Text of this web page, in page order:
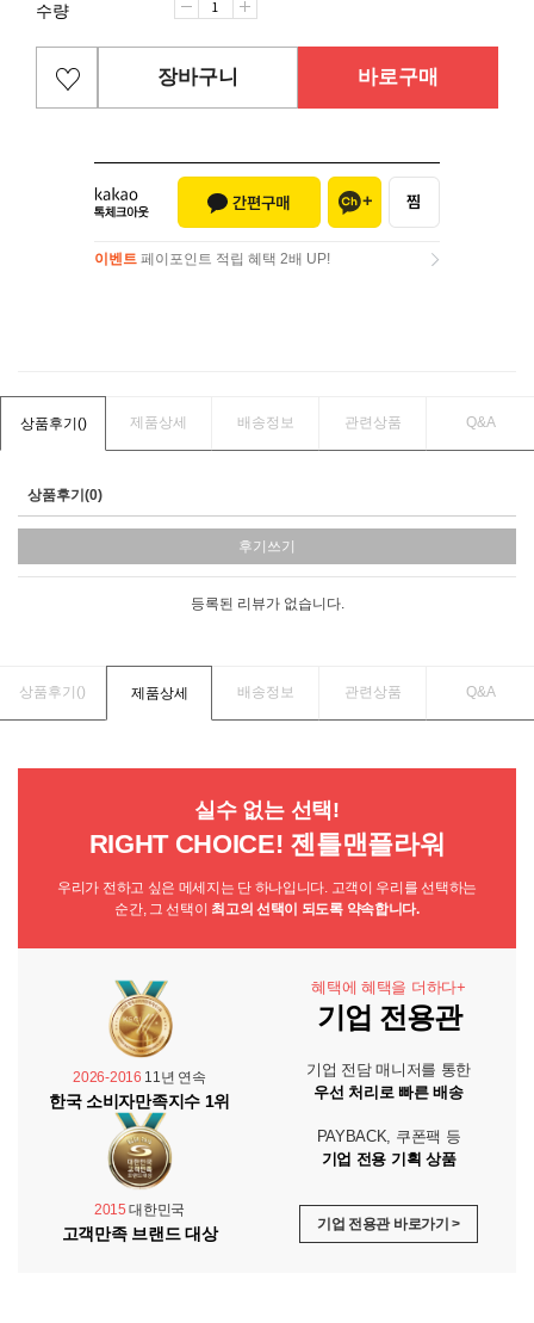
수량
장바구니 바로구매
이벤트 페이포인트 적립 혜택 2배 UP!
상품후기() 제품상세 배송정보 관련상품 Q&A
상품후기(0)
후기쓰기
등록된 리뷰가 없습니다.
상품후기() 제품상세 배송정보 관련상품 Q&A
실수 없는 선택!
RIGHT CHOICE! 젠틀맨플라워
우리가 전하고 싶은 메세지는 단 하나입니다. 고객이 우리를 선택하는
순간, 그 선택이 최고의 선택이 되도록 약속합니다.
2026-2016 11년 연속
한국 소비자만족지수 1위
2015 대한민국
고객만족 브랜드 대상
혜택에 혜택을 더하다+
기업 전용관
기업 전담 매니저를 통한
우선 처리로 빠른 배송
PAYBACK, 쿠폰팩 등
기업 전용 기획 상품
기업 전용관 바로가기 >